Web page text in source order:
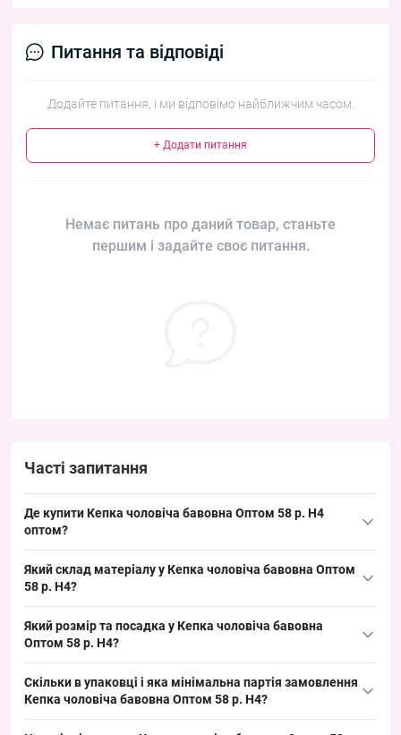
Питання та відповіді
Додайте питання, і ми відповімо найближчим часом.
+ Додати питання
Немає питань про даний товар, станьте
першим і задайте своє питання.
Часті запитання
Де купити Кепка чоловіча бавовна Оптом 58 р. H4
оптом?
Одеси 7КМ; це ходовий літній розмір 58, що забезпечує
точках та на ринку.
Який склад матеріалу у Кепка чоловіча бавовна Оптом
58 р. H4?
кепок категорії «Чоловічі кепки
базовий модельний ряд з натурального матеріалу.
Який розмір та посадка у Кепка чоловіча бавовна
Оптом 58 р. H4?
для чоловіків; посадка стандартна, підходить для більшості
товару на полиці.
Скільки в упаковці і яка мінімальна партія замовлення
Кепка чоловіча бавовна Оптом 58 р. H4?